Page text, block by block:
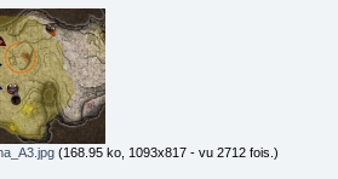
(168.95 ko, 1093x817 - vu 2712 fois.)